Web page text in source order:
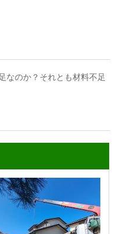
なのか？それとも材料不足